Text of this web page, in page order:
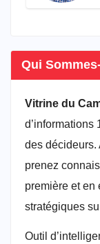
Qui
Vitrine du
d’informations
des décideurs.
prenez
première et en
stratégiques
Outil